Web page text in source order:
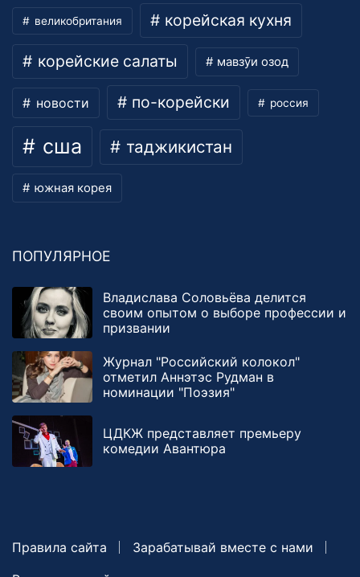
великобритания корейская кухня
корейские салаты мавзӯи озод
новости по-корейски россия
сша таджикистан
южная корея
ПОПУЛЯРНОЕ
Владислава Соловьёва делится
своим опытом о выборе профессии и
призвании
Журнал "Российский колокол"
отметил Аннэтэс Рудман в
номинации "Поэзия"
ЦДКЖ представляет премьеру
комедии Авантюра
Правила сайта
Зарабатывай вместе с нами